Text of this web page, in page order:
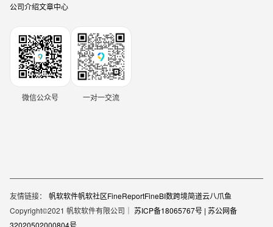
公司介绍文章中心
微信公众号 一对一交流
友情链接： 帆软软件帆软社区FineReportFineBI数跨境简道云八爪鱼
Copyright©2021 帆软软件有限公司｜ 苏ICP备18065767号 | 苏公网备
32020502000804号